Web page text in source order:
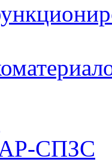
СПЗС